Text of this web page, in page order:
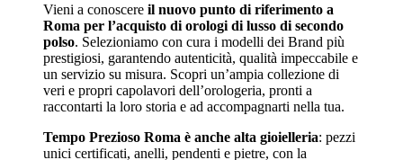
Vieni a conoscere il nuovo punto di riferimento a
Roma per l’acquisto di orologi di lusso di secondo
polso. Selezioniamo con cura i modelli dei Brand più
prestigiosi, garantendo autenticità, qualità impeccabile e
un servizio su misura. Scopri un’ampia collezione di
veri e propri capolavori dell’orologeria, pronti a
raccontarti la loro storia e ad accompagnarti nella tua.
Tempo Prezioso Roma è anche alta gioielleria: pezzi
unici certificati, anelli, pendenti e pietre, con la